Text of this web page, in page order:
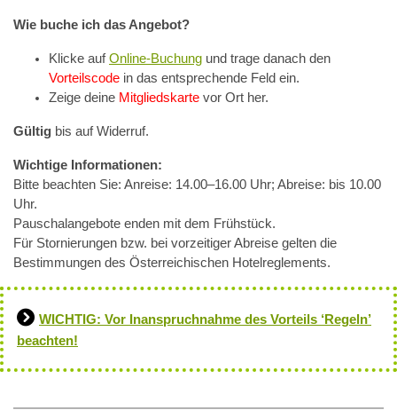
Wie buche ich das Angebot?
Klicke aufOnline-Buchung und trage danach den
Vorteilscode in das entsprechende Feld ein.
Zeige deine Mitgliedskarte vor Ort her.
Gültig bis auf Widerruf.
Wichtige Informationen:
Bitte beachten Sie: Anreise: 14.00–16.00 Uhr; Abreise: bis 10.00
Uhr.
Pauschalangebote enden mit dem Frühstück.
Für Stornierungen bzw. bei vorzeitiger Abreise gelten die
Bestimmungen des Österreichischen Hotelreglements.
WICHTIG: Vor Inanspruchnahme des Vorteils ‘Regeln’
beachten!